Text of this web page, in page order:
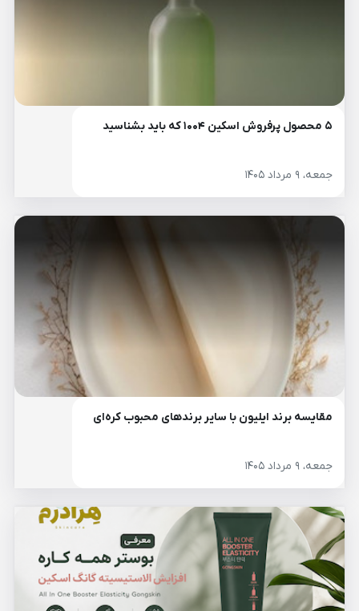
۵ محصول پرفروش اسکین ۱۰۰۴ که باید بشناسید
جمعه، ۹ مرداد ۱۴۰۵
مقایسه برند ایلیون با سایر برندهای محبوب کره‌ای
جمعه، ۹ مرداد ۱۴۰۵